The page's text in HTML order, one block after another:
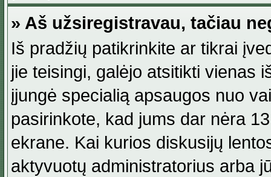
» Aš užsiregistravau, tačiau
Iš pradžių patikrinkite ar tikrai
jie teisingi, galėjo atsitikti vienas
įjungė specialią apsaugos nuo
pasirinkote, kad jums dar nėra
ekrane. Kai kurios diskusijų
aktyvuotų administratorius arba